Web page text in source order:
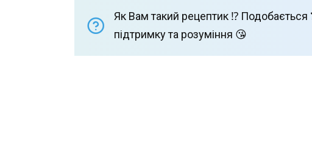
Як Вам такий рецептик ⁉️ Подобається
підтримку та розуміння 😘